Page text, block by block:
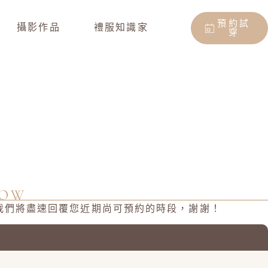
攝影作品 禮服知識家
預約試
穿
將盡速回覆您近期尚可預約的時段，謝謝！